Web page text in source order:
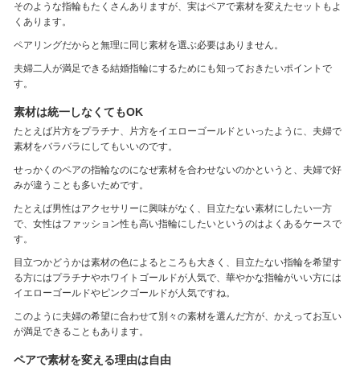
そのような指輪もたくさんありますが、実はペアで素材を変えたセットもよ
くあります。
ペアリングだからと無理に同じ素材を選ぶ必要はありません。
夫婦二人が満足できる結婚指輪にするためにも知っておきたいポイントで
す。
素材は統一しなくてもOK
たとえば片方をプラチナ、片方をイエローゴールドといったように、夫婦で
素材をバラバラにしてもいいのです。
せっかくのペアの指輪なのになぜ素材を合わせないのかというと、夫婦で好
みが違うことも多いためです。
たとえば男性はアクセサリーに興味がなく、目立たない素材にしたい一方
で、女性はファッション性も高い指輪にしたいというのはよくあるケースで
す。
目立つかどうかは素材の色によるところも大きく、目立たない指輪を希望す
る方にはプラチナやホワイトゴールドが人気で、華やかな指輪がいい方には
イエローゴールドやピンクゴールドが人気ですね。
このように夫婦の希望に合わせて別々の素材を選んだ方が、かえってお互い
が満足できることもあります。
ペアで素材を変える理由は自由